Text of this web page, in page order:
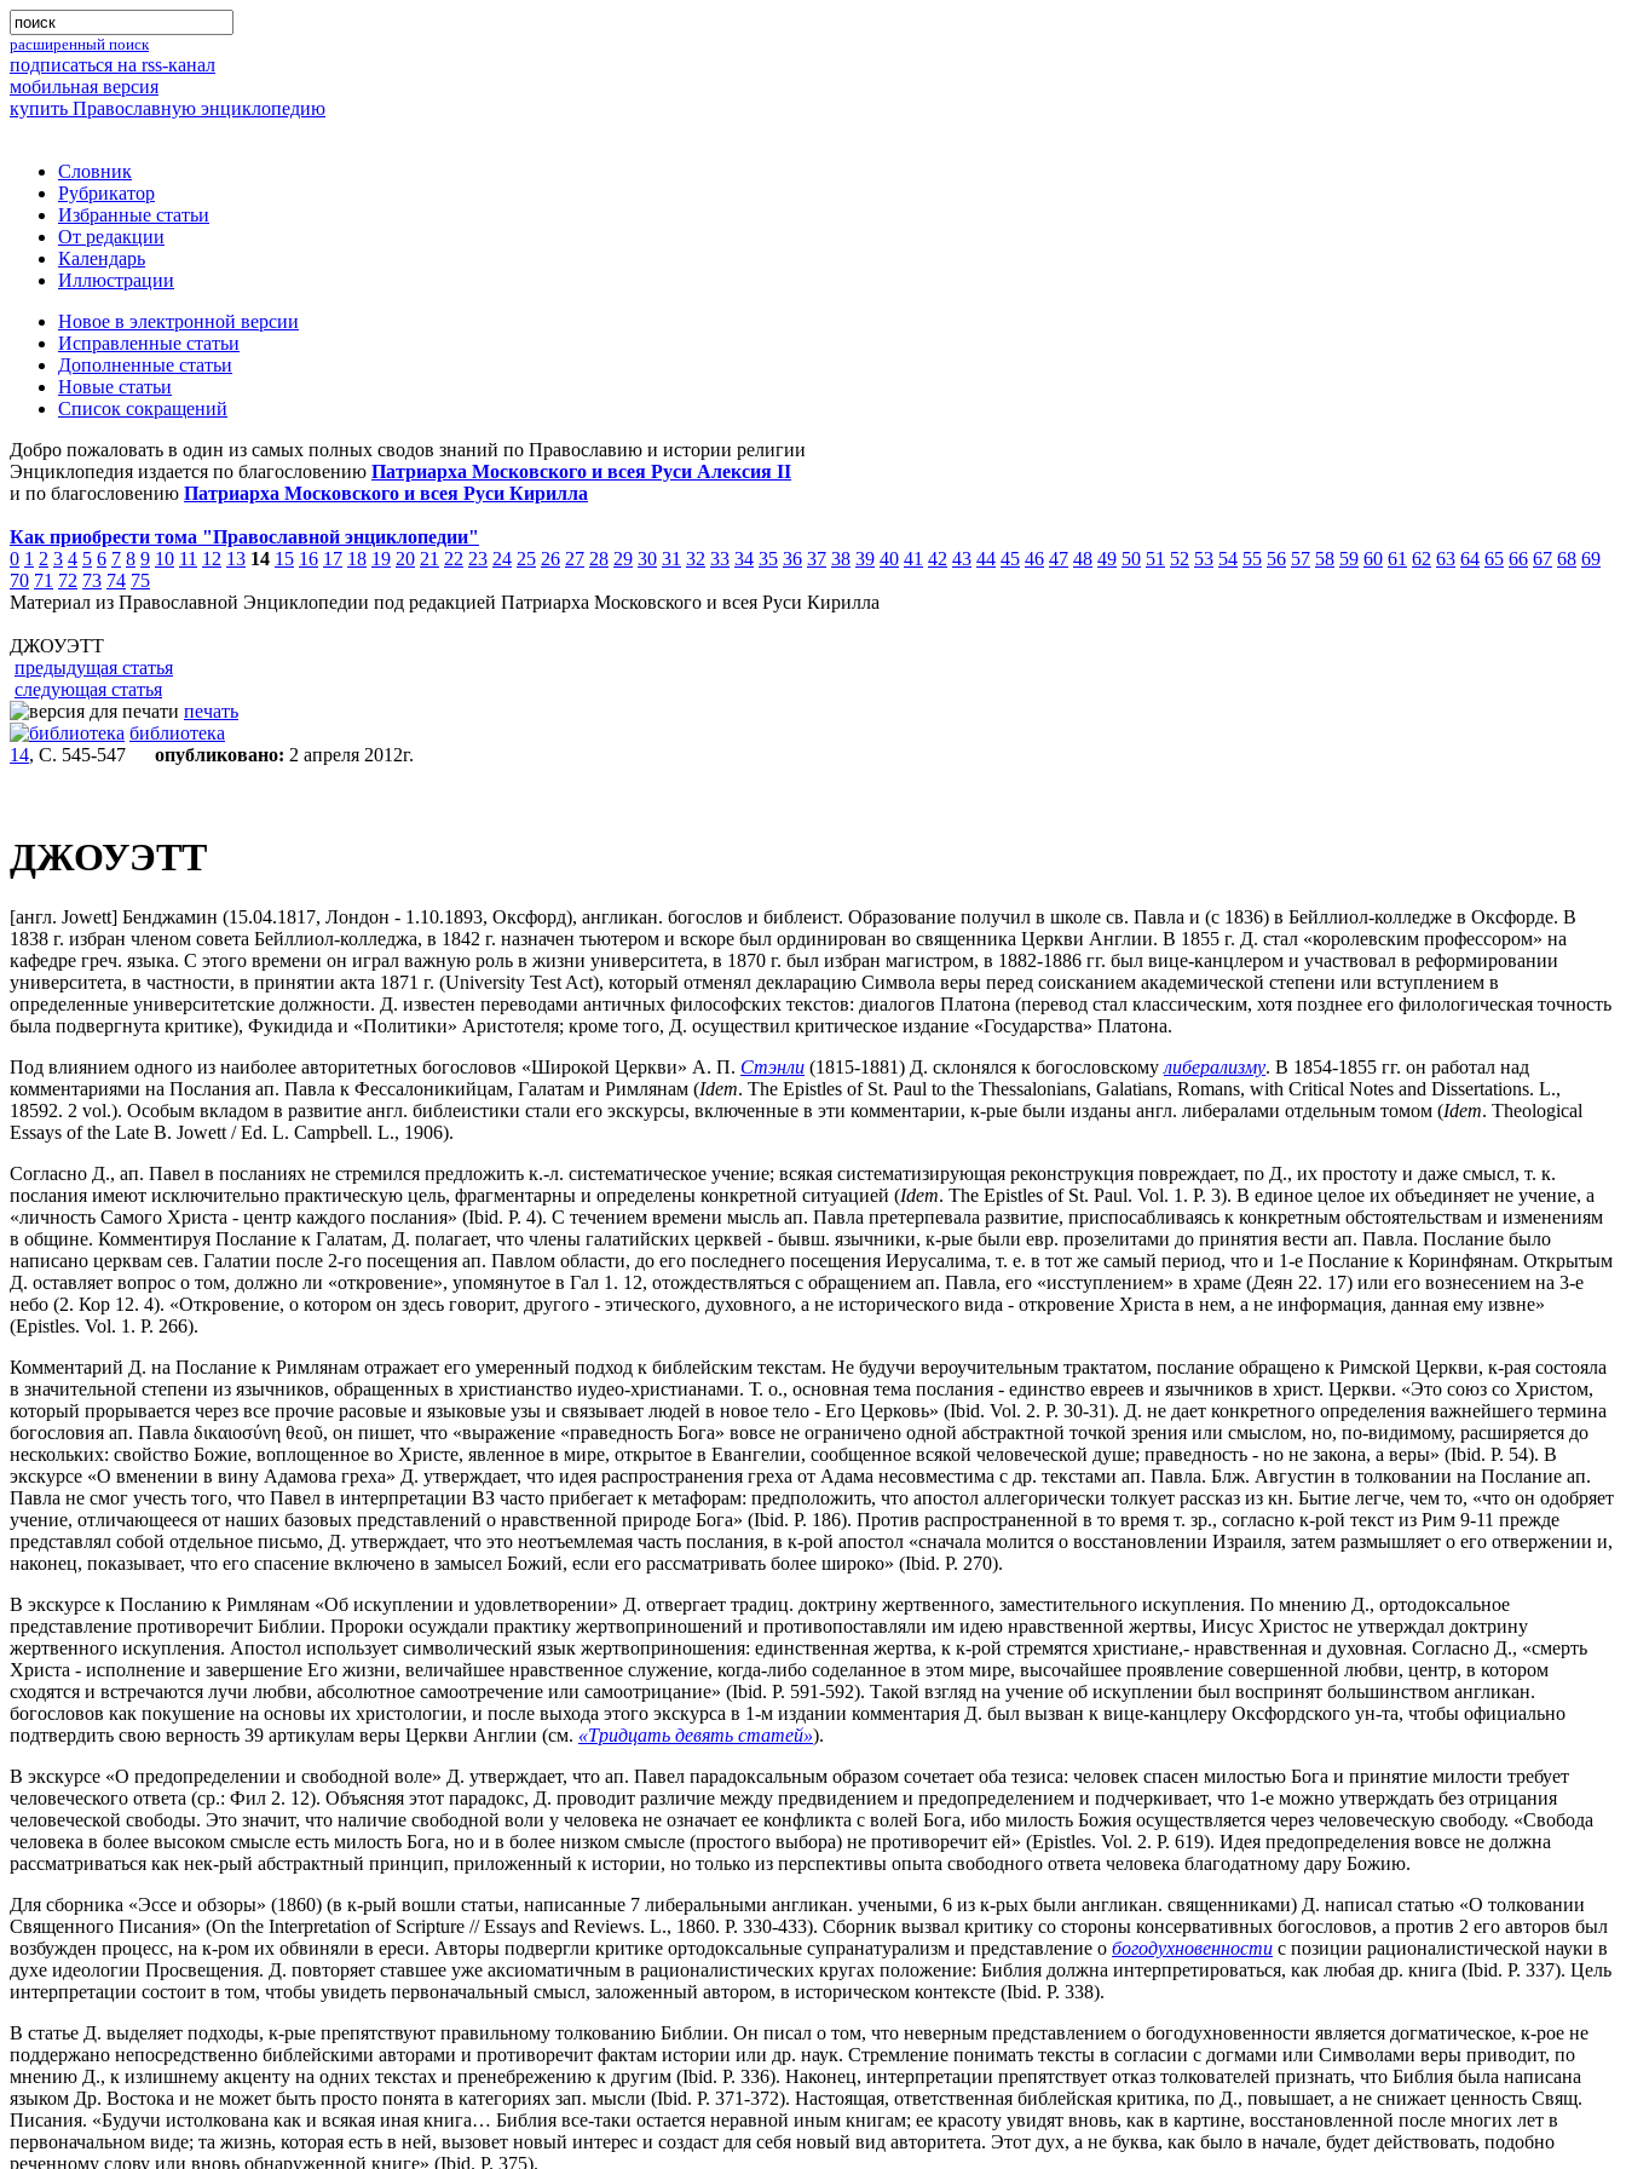
расширенный поиск
подписаться на rss-канал
мобильная версия
купить Православную энциклопедию
Словник
Рубрикатор
Избранные статьи
От редакции
Календарь
Иллюстрации
Новое в электронной версии
Исправленные статьи
Дополненные статьи
Новые статьи
Список сокращений
Добро пожаловать в один из самых полных сводов знаний по Православию и истории религии
Энциклопедия издается по благословению Патриарха Московского и всея Руси Алексия II
и по благословению Патриарха Московского и всея Руси Кирилла
Как приобрести тома "Православной энциклопедии"
0 1 2 3 4 5 6 7 8 9 10 11 12 13 14 15 16 17 18 19 20 21 22 23 24 25 26 27 28 29 30 31 32 33 34 35 36 37 38 39 40 41 42 43 44 45 46 47 48 49 50 51 52 53 54 55 56 57 58 59 60 61 62 63 64 65 66 67 68 69
70 71 72 73 74 75
Материал из Православной Энциклопедии под редакцией Патриарха Московского и всея Руси Кирилла
ДЖОУЭТТ
предыдущая статья
следующая статья
печать
библиотека
14, С. 545-547 опубликовано: 2 апреля 2012г.
ДЖОУЭТТ
[англ. Jowett] Бенджамин (15.04.1817, Лондон - 1.10.1893, Оксфорд), англикан. богослов и библеист. Образование получил в школе св. Павла и (с 1836) в Бейллиол-колледже в Оксфорде. В
1838 г. избран членом совета Бейллиол-колледжа, в 1842 г. назначен тьютером и вскоре был ординирован во священника Церкви Англии. В 1855 г. Д. стал «королевским профессором» на
кафедре греч. языка. С этого времени он играл важную роль в жизни университета, в 1870 г. был избран магистром, в 1882-1886 гг. был вице-канцлером и участвовал в реформировании
университета, в частности, в принятии акта 1871 г. (University Test Act), который отменял декларацию Символа веры перед соисканием академической степени или вступлением в
определенные университетские должности. Д. известен переводами античных философских текстов: диалогов Платона (перевод стал классическим, хотя позднее его филологическая точность
была подвергнута критике), Фукидида и «Политики» Аристотеля; кроме того, Д. осуществил критическое издание «Государства» Платона.
Под влиянием одного из наиболее авторитетных богословов «Широкой Церкви» А. П. Стэнли (1815-1881) Д. склонялся к богословскому либерализму. В 1854-1855 гг. он работал над
комментариями на Послания ап. Павла к Фессалоникийцам, Галатам и Римлянам (Idem. The Epistles of St. Paul to the Thessalonians, Galatians, Romans, with Critical Notes and Dissertations. L.,
18592. 2 vol.). Особым вкладом в развитие англ. библеистики стали его экскурсы, включенные в эти комментарии, к-рые были изданы англ. либералами отдельным томом (Idem. Theological
Essays of the Late B. Jowett / Ed. L. Campbell. L., 1906).
Согласно Д., ап. Павел в посланиях не стремился предложить к.-л. систематическое учение; всякая систематизирующая реконструкция повреждает, по Д., их простоту и даже смысл, т. к.
послания имеют исключительно практическую цель, фрагментарны и определены конкретной ситуацией (Idem. The Epistles of St. Paul. Vol. 1. P. 3). В единое целое их объединяет не учение, а
«личность Самого Христа - центр каждого послания» (Ibid. P. 4). С течением времени мысль ап. Павла претерпевала развитие, приспосабливаясь к конкретным обстоятельствам и изменениям
в общине. Комментируя Послание к Галатам, Д. полагает, что члены галатийских церквей - бывш. язычники, к-рые были евр. прозелитами до принятия вести ап. Павла. Послание было
написано церквам сев. Галатии после 2-го посещения ап. Павлом области, до его последнего посещения Иерусалима, т. е. в тот же самый период, что и 1-е Послание к Коринфянам. Открытым
Д. оставляет вопрос о том, должно ли «откровение», упомянутое в Гал 1. 12, отождествляться с обращением ап. Павла, его «исступлением» в храме (Деян 22. 17) или его вознесением на 3-е
небо (2. Кор 12. 4). «Откровение, о котором он здесь говорит, другого - этического, духовного, а не исторического вида - откровение Христа в нем, а не информация, данная ему извне»
(Epistles. Vol. 1. P. 266).
Комментарий Д. на Послание к Римлянам отражает его умеренный подход к библейским текстам. Не будучи вероучительным трактатом, послание обращено к Римской Церкви, к-рая состояла
в значительной степени из язычников, обращенных в христианство иудео-христианами. Т. о., основная тема послания - единство евреев и язычников в христ. Церкви. «Это союз со Христом,
который прорывается через все прочие расовые и языковые узы и связывает людей в новое тело - Его Церковь» (Ibid. Vol. 2. P. 30-31). Д. не дает конкретного определения важнейшего термина
богословия ап. Павла δικαιοσύνη θεοῦ, он пишет, что «выражение «праведность Бога» вовсе не ограничено одной абстрактной точкой зрения или смыслом, но, по-видимому, расширяется до
нескольких: свойство Божие, воплощенное во Христе, явленное в мире, открытое в Евангелии, сообщенное всякой человеческой душе; праведность - но не закона, а веры» (Ibid. P. 54). В
экскурсе «О вменении в вину Адамова греха» Д. утверждает, что идея распространения греха от Адама несовместима с др. текстами ап. Павла. Блж. Августин в толковании на Послание ап.
Павла не смог учесть того, что Павел в интерпретации ВЗ часто прибегает к метафорам: предположить, что апостол аллегорически толкует рассказ из кн. Бытие легче, чем то, «что он одобряет
учение, отличающееся от наших базовых представлений о нравственной природе Бога» (Ibid. P. 186). Против распространенной в то время т. зр., согласно к-рой текст из Рим 9-11 прежде
представлял собой отдельное письмо, Д. утверждает, что это неотъемлемая часть послания, в к-рой апостол «сначала молится о восстановлении Израиля, затем размышляет о его отвержении и,
наконец, показывает, что его спасение включено в замысел Божий, если его рассматривать более широко» (Ibid. P. 270).
В экскурсе к Посланию к Римлянам «Об искуплении и удовлетворении» Д. отвергает традиц. доктрину жертвенного, заместительного искупления. По мнению Д., ортодоксальное
представление противоречит Библии. Пророки осуждали практику жертвоприношений и противопоставляли им идею нравственной жертвы, Иисус Христос не утверждал доктрину
жертвенного искупления. Апостол использует символический язык жертвоприношения: единственная жертва, к к-рой стремятся христиане,- нравственная и духовная. Согласно Д., «смерть
Христа - исполнение и завершение Его жизни, величайшее нравственное служение, когда-либо соделанное в этом мире, высочайшее проявление совершенной любви, центр, в котором
сходятся и встречаются лучи любви, абсолютное самоотречение или самоотрицание» (Ibid. P. 591-592). Такой взгляд на учение об искуплении был воспринят большинством англикан.
богословов как покушение на основы их христологии, и после выхода этого экскурса в 1-м издании комментария Д. был вызван к вице-канцлеру Оксфордского ун-та, чтобы официально
подтвердить свою верность 39 артикулам веры Церкви Англии (см. «Тридцать девять статей»).
В экскурсе «О предопределении и свободной воле» Д. утверждает, что ап. Павел парадоксальным образом сочетает оба тезиса: человек спасен милостью Бога и принятие милости требует
человеческого ответа (ср.: Фил 2. 12). Объясняя этот парадокс, Д. проводит различие между предвидением и предопределением и подчеркивает, что 1-е можно утверждать без отрицания
человеческой свободы. Это значит, что наличие свободной воли у человека не означает ее конфликта с волей Бога, ибо милость Божия осуществляется через человеческую свободу. «Свобода
человека в более высоком смысле есть милость Бога, но и в более низком смысле (простого выбора) не противоречит ей» (Epistles. Vol. 2. P. 619). Идея предопределения вовсе не должна
рассматриваться как нек-рый абстрактный принцип, приложенный к истории, но только из перспективы опыта свободного ответа человека благодатному дару Божию.
Для сборника «Эссе и обзоры» (1860) (в к-рый вошли статьи, написанные 7 либеральными англикан. учеными, 6 из к-рых были англикан. священниками) Д. написал статью «О толковании
Священного Писания» (On the Interpretation of Scripture // Essays and Reviews. L., 1860. P. 330-433). Сборник вызвал критику со стороны консервативных богословов, а против 2 его авторов был
возбужден процесс, на к-ром их обвиняли в ереси. Авторы подвергли критике ортодоксальные супранатурализм и представление о богодухновенности с позиции рационалистической науки в
духе идеологии Просвещения. Д. повторяет ставшее уже аксиоматичным в рационалистических кругах положение: Библия должна интерпретироваться, как любая др. книга (Ibid. P. 337). Цель
интерпретации состоит в том, чтобы увидеть первоначальный смысл, заложенный автором, в историческом контексте (Ibid. P. 338).
В статье Д. выделяет подходы, к-рые препятствуют правильному толкованию Библии. Он писал о том, что неверным представлением о богодухновенности является догматическое, к-рое не
поддержано непосредственно библейскими авторами и противоречит фактам истории или др. наук. Стремление понимать тексты в согласии с догмами или Символами веры приводит, по
мнению Д., к излишнему акценту на одних текстах и пренебрежению к другим (Ibid. P. 336). Наконец, интерпретации препятствует отказ толкователей признать, что Библия была написана
языком Др. Востока и не может быть просто понята в категориях зап. мысли (Ibid. P. 371-372). Настоящая, ответственная библейская критика, по Д., повышает, а не снижает ценность Свящ.
Писания. «Будучи истолкована как и всякая иная книга… Библия все-таки остается неравной иным книгам; ее красоту увидят вновь, как в картине, восстановленной после многих лет в
первоначальном виде; та жизнь, которая есть в ней, вызовет новый интерес и создаст для себя новый вид авторитета. Этот дух, а не буква, как было в начале, будет действовать, подобно
реченному слову или вновь обнаруженной книге» (Ibid. P. 375).